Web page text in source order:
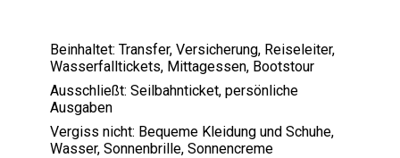
Beinhaltet: Transfer, Versicherung, Reiseleiter,
Wasserfalltickets, Mittagessen, Bootstour
Ausschließt: Seilbahnticket, persönliche
Ausgaben
Vergiss nicht: Bequeme Kleidung und Schuhe,
Wasser, Sonnenbrille, Sonnencreme